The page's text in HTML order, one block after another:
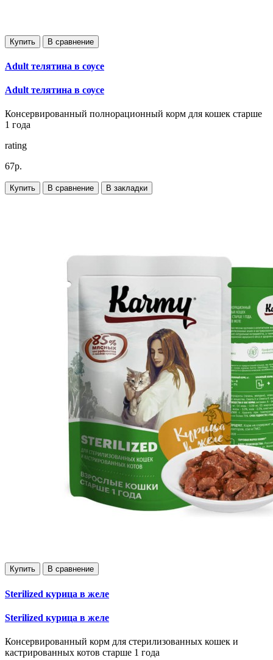
Купить В сравнение
Adult телятина в соусе
Adult телятина в соусе
Консервированный полнорационный корм для кошек старше
1 года
rating
67р.
Купить В сравнение В закладки
Купить В сравнение
Sterilized курица в желе
Sterilized курица в желе
Консервированный корм для стерилизованных кошек и
кастрированных котов старше 1 года